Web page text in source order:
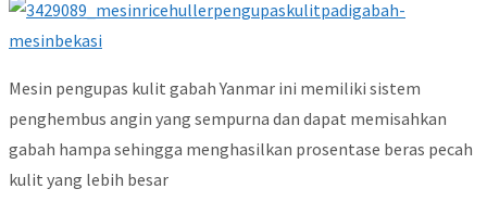
Mesin pengupas kulit gabah Yanmar ini memiliki sistem
penghembus angin yang sempurna dan dapat memisahkan
gabah hampa sehingga menghasilkan prosentase beras pecah
kulit yang lebih besar